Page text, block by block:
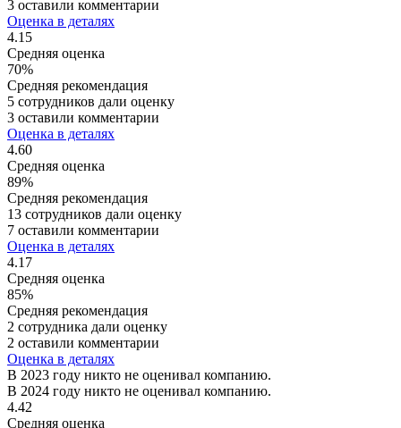
3 оставили комментарии
Оценка в деталях
4.15
Средняя оценка
70%
Средняя рекомендация
5 сотрудников дали оценку
3 оставили комментарии
Оценка в деталях
4.60
Средняя оценка
89%
Средняя рекомендация
13 сотрудников дали оценку
7 оставили комментарии
Оценка в деталях
4.17
Средняя оценка
85%
Средняя рекомендация
2 сотрудника дали оценку
2 оставили комментарии
Оценка в деталях
В 2023 году никто не оценивал компанию.
В 2024 году никто не оценивал компанию.
4.42
Средняя оценка